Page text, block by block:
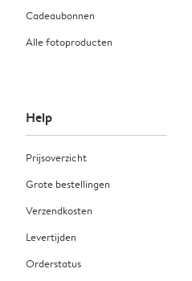
Cadeaubonnen
Alle fotoproducten
Help
Prijsoverzicht
Grote bestellingen
Verzendkosten
Levertijden
Orderstatus